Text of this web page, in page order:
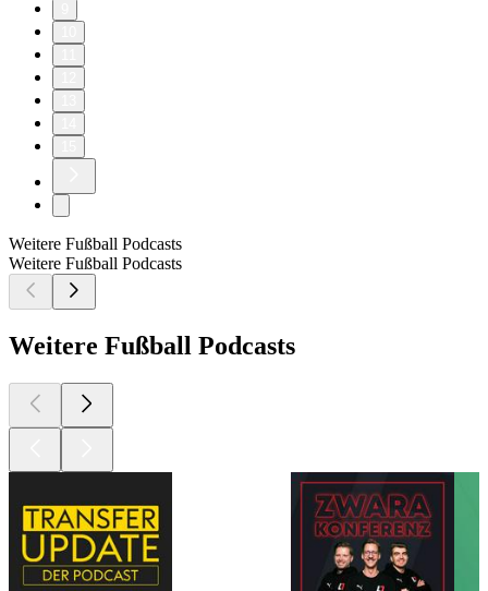
Weitere Fußball Podcasts
Weitere Fußball Podcasts
Weitere Fußball Podcasts